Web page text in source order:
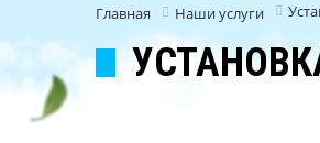
Главная Наши услуги